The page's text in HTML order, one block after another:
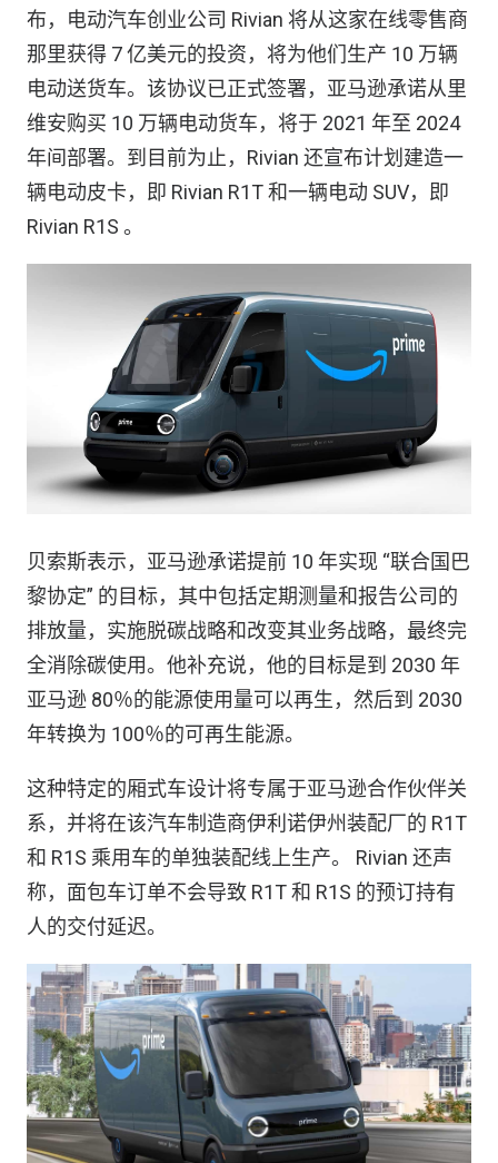
布，电动汽车创业公司 Rivian 将从这家在线零售商
那里获得 7 亿美元的投资，将为他们生产 10 万辆
电动送货车。该协议已正式签署，亚马逊承诺从里
维安购买 10 万辆电动货车，将于 2021 年至 2024
年间部署。到目前为止，Rivian 还宣布计划建造一
辆电动皮卡，即 Rivian R1T 和一辆电动 SUV，即
Rivian R1S 。
贝索斯表示，亚马逊承诺提前 10 年实现 “联合国巴
黎协定” 的目标，其中包括定期测量和报告公司的
排放量，实施脱碳战略和改变其业务战略，最终完
全消除碳使用。他补充说，他的目标是到 2030 年
亚马逊 80％的能源使用量可以再生，然后到 2030
年转换为 100％的可再生能源。
这种特定的厢式车设计将专属于亚马逊合作伙伴关
系，并将在该汽车制造商伊利诺伊州装配厂的 R1T
和 R1S 乘用车的单独装配线上生产。 Rivian 还声
称，面包车订单不会导致 R1T 和 R1S 的预订持有
人的交付延迟。